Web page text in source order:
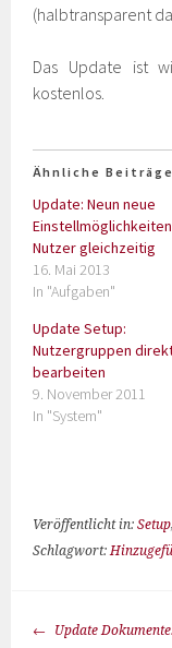
(halbtransparent
Das Update ist
kostenlos.
Ähnliche Beiträge
Update: Neun neue
Nutzer gleichzeitig
16. Mai 2013
In "Aufgaben"
Update Setup:
Nutzergruppen
bearbeiten
9. November 2011
In "System"
Veröffentlicht in:Setup,
Schlagwort:
Update